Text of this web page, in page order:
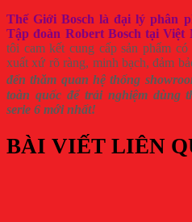
Thế Giới Bosch là đại lý phân
Tập đoàn Robert Bosch tại Việt
tôi cam kết cung cấp sản phẩm
xuất xứ rõ ràng, minh bạch, đảm
đến thăm quan hệ thống
toàn quốc để trải nghiệm dùng
serie 6 mới nhất!
BÀI VIẾT LIÊN